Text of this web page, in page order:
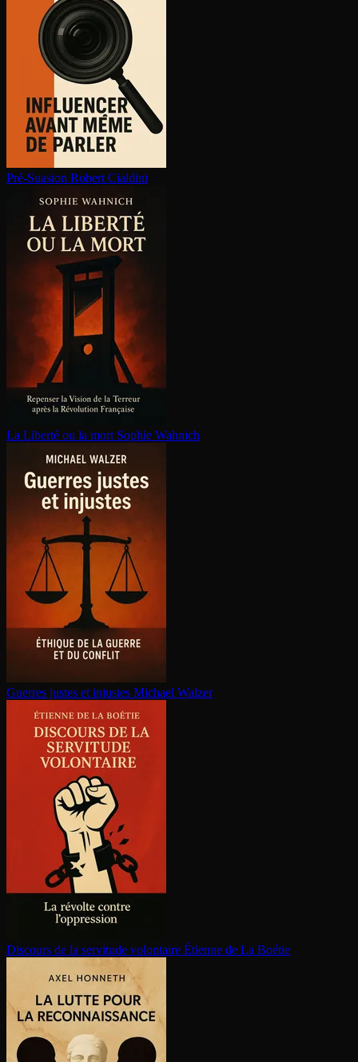
Pré-Suasion Robert Cialdini
La Liberté ou la mort Sophie Wahnich
Guerres justes et injustes Michael Walzer
Discours de la servitude volontaire Étienne de La Boétie